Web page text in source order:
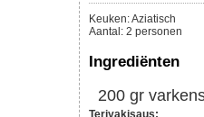
Keuken:Aziatisch
Aantal : 2 personen
Ingrediënten
200 gr
Teriyakisaus: